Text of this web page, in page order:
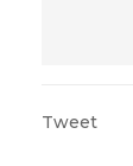
Tweet